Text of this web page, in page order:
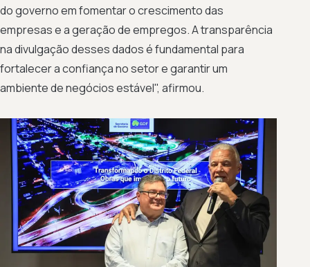
do governo em fomentar o crescimento das
empresas e a geração de empregos. A transparência
na divulgação desses dados é fundamental para
fortalecer a confiança no setor e garantir um
ambiente de negócios estável", afirmou.